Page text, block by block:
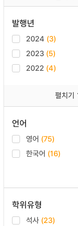
발행년
2024 (3)
2023 (5)
2022 (4)
펼치기
언어
영어 (75)
한국어 (16)
학위유형
석사 (23)